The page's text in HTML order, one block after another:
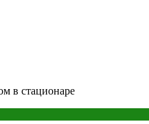
в стационаре